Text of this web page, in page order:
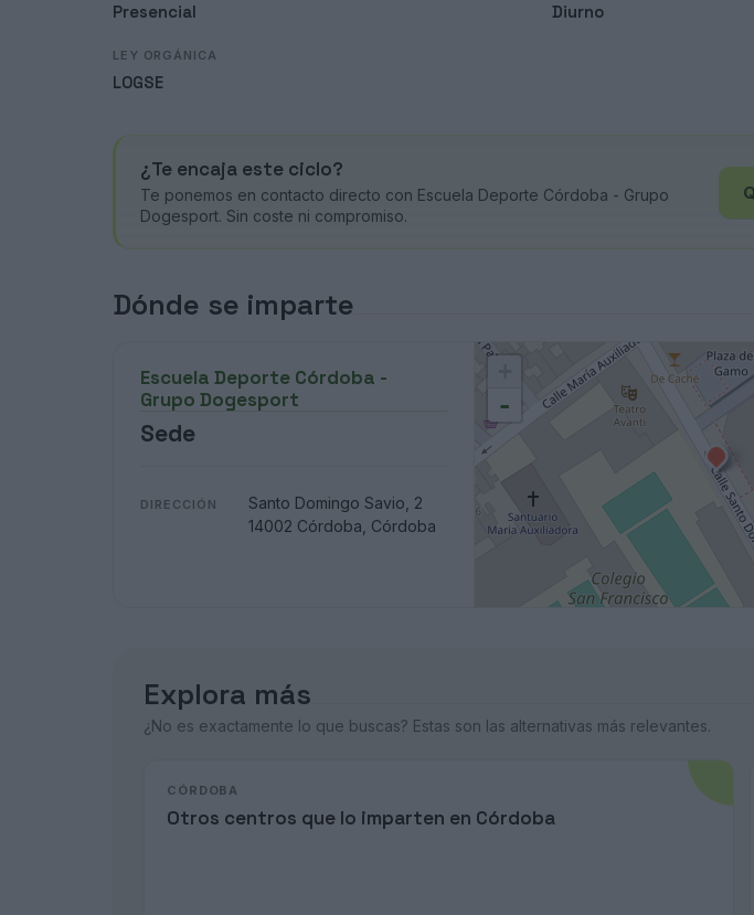
Presencial Diurno
LEY ORGÁNICA
LOGSE
¿Te encaja este ciclo?
Te ponemos en contacto directo con Escuela Deporte Córdoba - Grupo
Dogesport. Sin coste ni compromiso.
Dónde se imparte
Escuela Deporte Córdoba -
Grupo Dogesport
Sede
DIRECCIÓN
Santo Domingo Savio, 2
14002 Córdoba, Córdoba
-
Explora más
¿No es exactamente lo que buscas? Estas son las alternativas más relevantes.
CÓRDOBA
Otros centros que lo imparten en Córdoba